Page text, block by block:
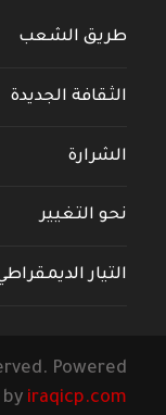
طريق الشعب
الثقافة الجديدة
الشرارة
نحو التغيير
التيار
Powered
by iraqicp.com